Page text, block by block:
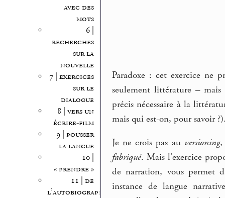
avec des
mots
6 |
recherches
sur la
nouvelle
7 | exercices
sur le
dialogue
8 | vers un
écrire-film
9 | pousser
la langue
10 |
« prendre »
11 | de
l’autobiographie
Paradoxe : cet exercice ne
seulement littérature –
précis nécessaire à la
mais qui est-on, pour savoir
Je ne crois pas au versioning,
fabriqué. Mais l’exercice
de narration, vous permet
instance de langue